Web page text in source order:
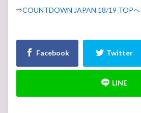
⇒COUNTDOWN JAPAN 18/19 TOPへ